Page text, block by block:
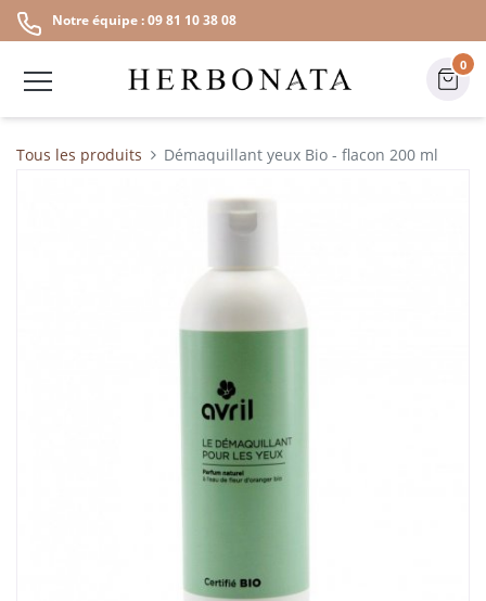
Notre équipe : 09 81 10 38 08
0
Tous les produits Démaquillant yeux Bio - flacon 200 ml